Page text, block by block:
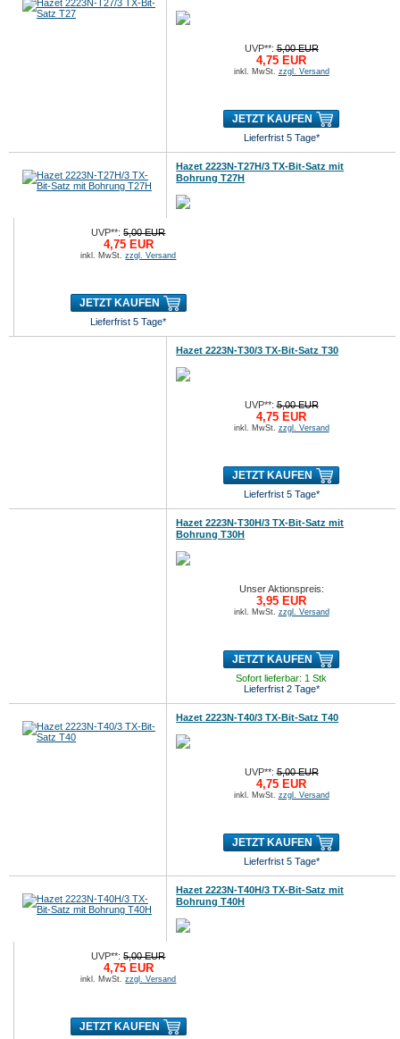
UVP**:5,00 EUR
4,75 EUR
inkl. MwSt. zzgl. Versand
JETZT KAUFEN
Lieferfrist 5 Tage*
Hazet 2223N-T27H/3 TX-Bit-Satz mit
Bohrung T27H
UVP**:5,00 EUR
4,75 EUR
inkl. MwSt.zzgl. Versand
JETZT KAUFEN
Lieferfrist 5 Tage*
Hazet 2223N-T30/3 TX-Bit-Satz T30
UVP**:5,00 EUR
4,75 EUR
inkl. MwSt. zzgl. Versand
JETZT KAUFEN
Lieferfrist 5 Tage*
Hazet 2223N-T30H/3 TX-Bit-Satz mit
Bohrung T30H
Unser Aktionspreis:
3,95 EUR
inkl. MwSt. zzgl. Versand
JETZT KAUFEN
Sofort lieferbar: 1 Stk
Lieferfrist 2 Tage*
Hazet 2223N-T40/3 TX-Bit-Satz T40
UVP**:5,00 EUR
4,75 EUR
inkl. MwSt. zzgl. Versand
JETZT KAUFEN
Lieferfrist 5 Tage*
Hazet 2223N-T40H/3 TX-Bit-Satz mit
Bohrung T40H
UVP**:5,00 EUR
4,75 EUR
inkl. MwSt.zzgl. Versand
JETZT KAUFEN